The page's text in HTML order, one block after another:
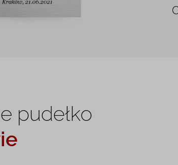
pudełko